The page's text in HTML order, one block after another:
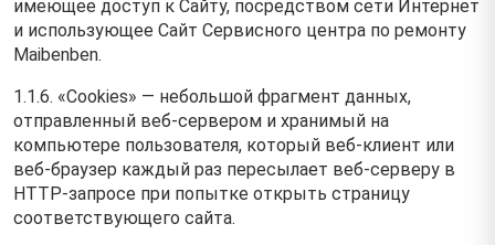
имеющее доступ к Сайту, посредством сети Интернет
и использующее Сайт Сервисного центра по ремонту
Maibenben.
1.1.6. «Cookies» — небольшой фрагмент данных,
отправленный веб-сервером и хранимый на
компьютере пользователя, который веб-клиент или
веб-браузер каждый раз пересылает веб-серверу в
HTTP-запросе при попытке открыть страницу
соответствующего сайта.